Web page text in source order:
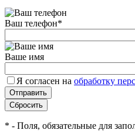
Ваш телефон*
Ваше имя
Я согласен на обработку
* - Поля, обязательные для